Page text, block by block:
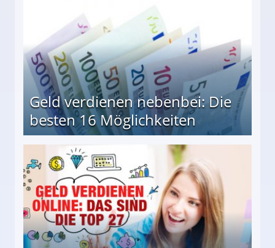
Geld verdienen nebenbei: Die
besten 16 Möglichkeiten